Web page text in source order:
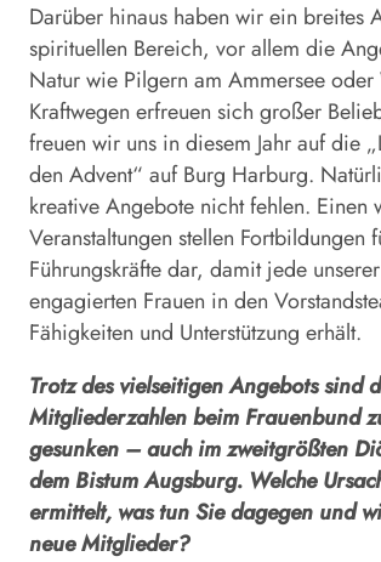
Darüber hinaus haben wir ein breites
spirituellen Bereich, vor allem die
Natur wie Pilgern am Ammersee
Kraftwegen erfreuen sich großer
freuen wir uns in diesem Jahr auf die
den Advent“ auf Burg Harburg.
kreative Angebote nicht fehlen. Einen
Veranstaltungen stellen Fortbildungen
Führungskräfte dar, damit jede
engagierten Frauen in den
Fähigkeiten und Unterstützung erhält.
Trotz des vielseitigen Angebots sind
Mitgliederzahlen beim Frauenbund
gesunken – auch im zweitgrößten
dem Bistum Augsburg. Welche
ermittelt, was tun Sie dagegen und
neue Mitglieder?